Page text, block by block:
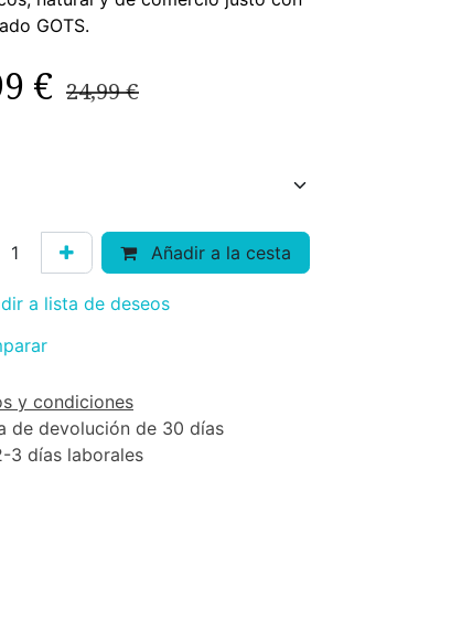
GOTS.
€ 24,99€
Añadir a la cesta
a lista de deseos
y condiciones
de devolución de 30 días
3 días laborales